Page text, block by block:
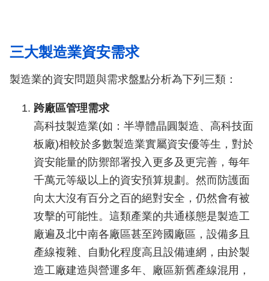
三大製造業資安需求
製造業的資安問題與需求盤點分析為下列三類：
跨廠區管理需求
高科技製造業(如：半導體晶圓製造、高科技面
板廠)相較於多數製造業實屬資安優等生，對於
資安能量的防禦部署投入更多及更完善，每年
千萬元等級以上的資安預算規劃。然而防護面
向太大沒有百分之百的絕對安全，仍然會有被
攻擊的可能性。這類產業的共通樣態是製造工
廠遍及北中南各廠區甚至跨國廠區，設備多且
產線複雜、自動化程度高且設備連網，由於製
造工廠建造與營運多年、廠區新舊產線混用，